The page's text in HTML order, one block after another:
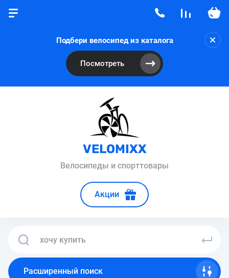
Подбери велосипед из каталога
Посмотреть
VELOMIXX
Велосипеды и спорттовары
Акции
Расширенный поиск